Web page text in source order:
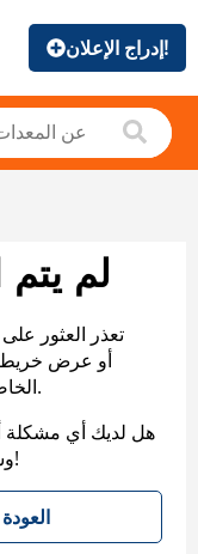
إدراج الإعلان!
لم
تعذر العثور
الخاصة بنا لمساعدتك في العثور على ما تريد.
هل لديك أي مشكلة
وسنعاود التواصل معك. شكرًا على صبرك!